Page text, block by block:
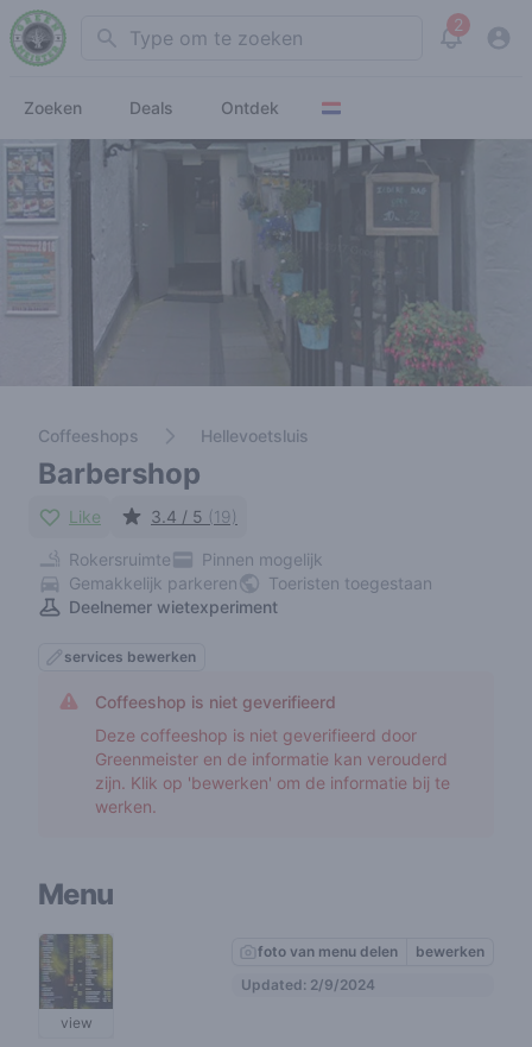
Search 2
View
Zoeken Deals Ontdek
Coffeeshops Hellevoetsluis
Barbershop
Like 3.4 / 5 (19)
Rokersruimte
Pinnen mogelijk
Gemakkelijk parkeren
Toeristen toegestaan
Deelnemer wietexperiment
services bewerken
Coffeeshop is niet geverifieerd
Deze coffeeshop is niet geverifieerd door
Greenmeister en de informatie kan verouderd
zijn. Klik op 'bewerken' om de informatie bij te
werken.
Menu
view
foto van menu delen
bewerken
Updated: 2/9/2024